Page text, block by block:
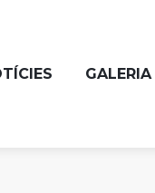
GALERIA